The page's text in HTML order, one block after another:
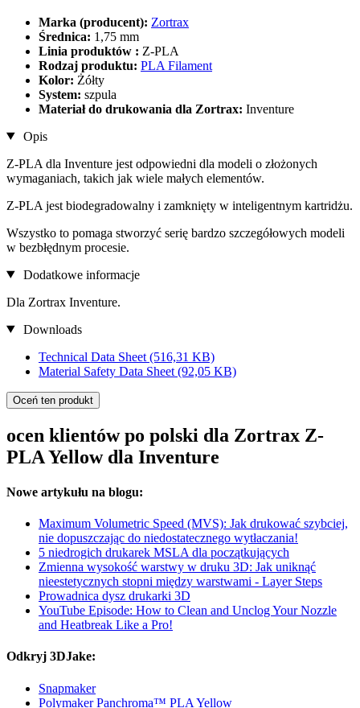
Marka (producent): Zortrax
Średnica: 1,75 mm
Linia produktów : Z-PLA
Rodzaj produktu: PLA Filament
Kolor: Żółty
System: szpula
Materiał do drukowania dla Zortrax: Inventure
Opis
Z-PLA dla Inventure jest odpowiedni dla modeli o złożonych
wymaganiach, takich jak wiele małych elementów.
Z-PLA jest biodegradowalny i zamknięty w inteligentnym kartridżu.
Wszystko to pomaga stworzyć serię bardzo szczegółowych modeli
w bezbłędnym procesie.
Dodatkowe informacje
Dla Zortrax Inventure.
Downloads
Technical Data Sheet (516,31 KB)
Material Safety Data Sheet (92,05 KB)
Oceń ten produkt
ocen klientów po polski dla Zortrax Z-
PLA Yellow dla Inventure
Nowe artykułu na blogu:
Maximum Volumetric Speed (MVS): Jak drukować szybciej,
nie dopuszczając do niedostatecznego wytłaczania!
5 niedrogich drukarek MSLA dla początkujących
Zmienna wysokość warstwy w druku 3D: Jak uniknąć
nieestetycznych stopni między warstwami - Layer Steps
Prowadnica dysz drukarki 3D
YouTube Episode: How to Clean and Unclog Your Nozzle
and Heatbreak Like a Pro!
Odkryj 3DJake:
Snapmaker
Polymaker Panchroma™ PLA Yellow